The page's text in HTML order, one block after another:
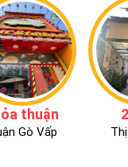
thuận
Gò Vấp